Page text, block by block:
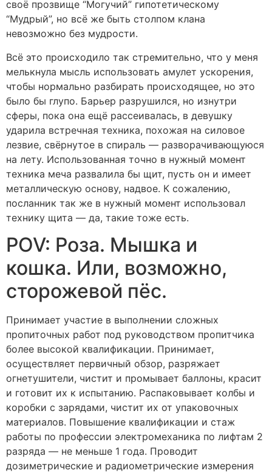
своё прозвище “Могучий” гипотетическому
“Мудрый”, но всё же быть столпом клана
невозможно без мудрости.
Всё это происходило так стремительно, что у меня
мелькнула мысль использовать амулет ускорения,
чтобы нормально разбирать происходящее, но это
было бы глупо. Барьер разрушился, но изнутри
сферы, пока она ещё рассеивалась, в девушку
ударила встречная техника, похожая на силовое
лезвие, свёрнутое в спираль — разворачивающуюся
на лету. Использованная точно в нужный момент
техника меча развалила бы щит, пусть он и имеет
металлическую основу, надвое. К сожалению,
посланник так же в нужный момент использовал
технику щита — да, такие тоже есть.
POV: Роза. Мышка и
кошка. Или, возможно,
сторожевой пёс.
Принимает участие в выполнении сложных
пропиточных работ под руководством пропитчика
более высокой квалификации. Принимает,
осуществляет первичный обзор, разряжает
огнетушители, чистит и промывает баллоны, красит
и готовит их к испытанию. Распаковывает колбы и
коробки с зарядами, чистит их от упаковочных
материалов. Повышение квалификации и стаж
работы по профессии электромеханика по лифтам 2
разряда — не меньше 1 года. Проводит
дозиметрические и радиометрические измерения